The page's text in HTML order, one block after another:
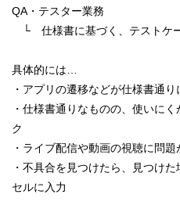
QA・テスター業務
└ 仕様書に基づく、テストケ
具体的には…
・アプリの遷移などが仕様書通
・仕様書通りなものの、使いに
ク
・ライブ配信や動画の視聴に問
・不具合を見つけたら、見つけ
セルに入力